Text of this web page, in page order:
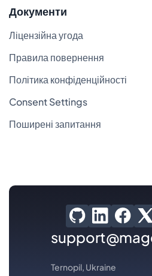
Документи
Ліцензійна угода
Правила повернення
Політика конфіденційності
Consent Settings
Поширені запитання
Ternopil, Ukraine